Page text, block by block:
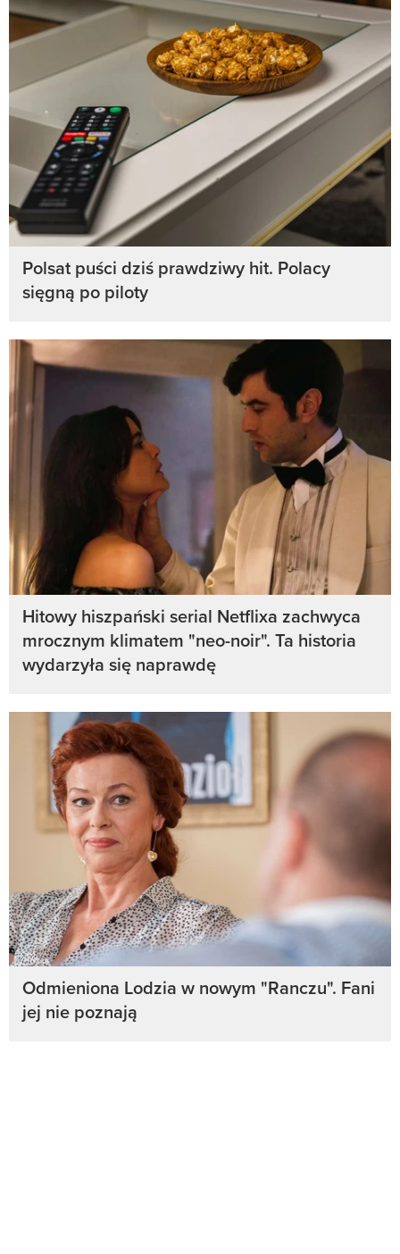
Polsat puści dziś prawdziwy hit. Polacy
sięgną po piloty
Hitowy hiszpański serial Netflixa zachwyca
mrocznym klimatem "neo-noir". Ta historia
wydarzyła się naprawdę
Odmieniona Lodzia w nowym "Ranczu". Fani
jej nie poznają